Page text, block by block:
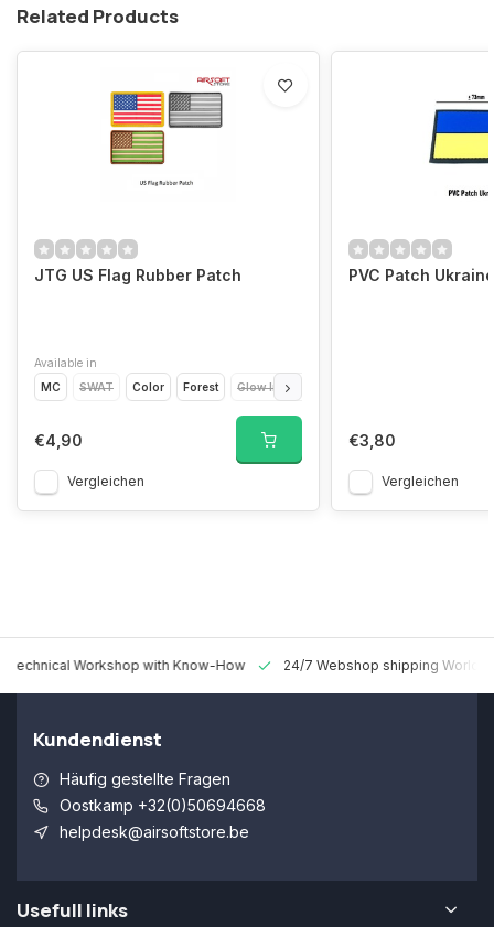
Related Products
JTG US Flag Rubber Patch
Available in
MC
SWAT Color Forest Glow In The Dark
€4,90
Vergleichen
PVC Patch
€3,80
Vergleichen
Technical Workshop with Know-How 24/7 Webshop shipping
Kundendienst
Häufig gestellte Fragen
Oostkamp +32(0)50694668
helpdesk@airsoftstore.be
Usefull links